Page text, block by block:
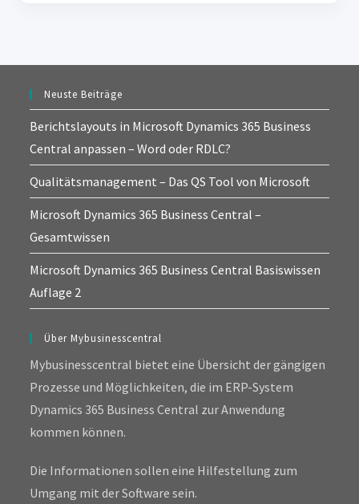
Neuste Beiträge
Berichtslayouts in Microsoft Dynamics 365 Business
Central anpassen – Word oder RDLC?
Qualitätsmanagement – Das QS Tool von Microsoft
Microsoft Dynamics 365 Business Central –
Gesamtwissen
Microsoft Dynamics 365 Business Central Basiswissen
Auflage 2
Über Mybusinesscentral
Mybusinesscentral bietet eine Übersicht der gängigen
Prozesse und Möglichkeiten, die im ERP-System
Dynamics 365 Business Central zur Anwendung
kommen können.
Die Informationen sollen eine Hilfestellung zum
Umgang mit der Software sein.